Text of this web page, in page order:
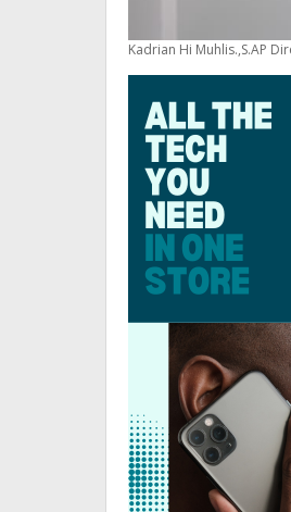
Kadrian Hi Muhlis.,S.AP